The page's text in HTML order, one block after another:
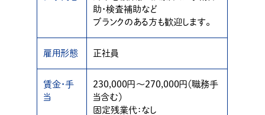
助・検査補助など
ブランクのある方も歓迎します。
雇用形態 正社員
賃金・手
当
230,000円〜270,000円（職務手
当含む）
固定残業代：なし